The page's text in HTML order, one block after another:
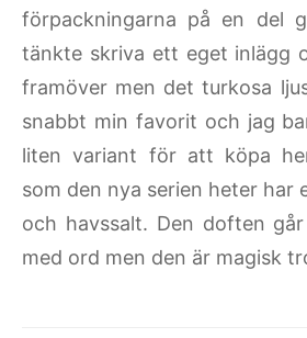
förpackningarna på en del
tänkte skriva ett eget inlägg
framöver men det turkosa
snabbt min favorit och jag
liten variant för att köpa
som den nya serien heter har
och havssalt. Den doften
med ord men den är magisk